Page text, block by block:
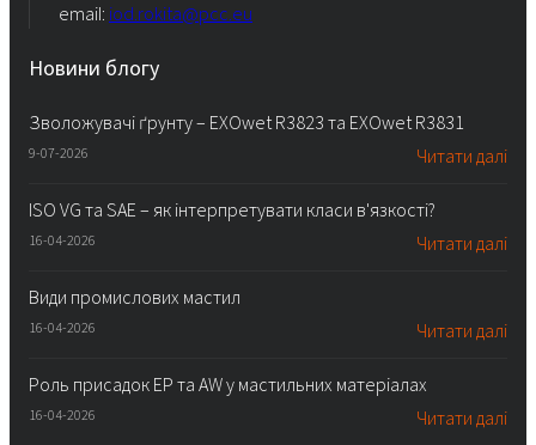
email: iod.rokita@pcc.eu
Новини блогу
Зволожувачі ґрунту – EXOwet R3823 та EXOwet R3831
9-07-2026 Читати далі
ISO VG та SAE – як інтерпретувати класи в'язкості?
16-04-2026 Читати далі
Види промислових мастил
16-04-2026 Читати далі
Роль присадок EP та AW у мастильних матеріалах
16-04-2026 Читати далі